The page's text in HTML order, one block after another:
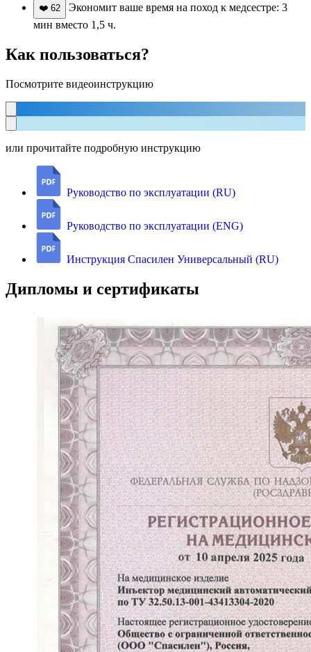
❤️ 62
Экономит ваше время на поход к медсестре: 3
мин вместо 1,5 ч.
Как пользоваться?
Посмотрите видеоинструкцию
или прочитайте подробную инструкцию
Руководство по эксплуатации (RU)
Руководство по эксплуатации (ENG)
Инструкция Спасилен Универсальный (RU)
Дипломы и сертификаты